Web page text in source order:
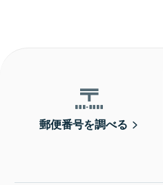
郵便番号を調べる